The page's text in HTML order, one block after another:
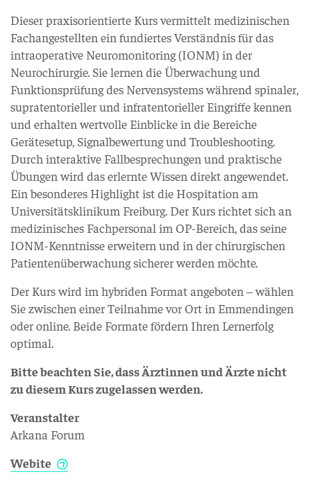
Dieser praxisorientierte Kurs vermittelt medizinischen
Fachangestellten ein fundiertes Verständnis für das
intraoperative Neuromonitoring (IONM) in der
Neurochirurgie. Sie lernen die Überwachung und
Funktionsprüfung des Nervensystems während spinaler,
supratentorieller und infratentorieller Eingriffe kennen
und erhalten wertvolle Einblicke in die Bereiche
Gerätesetup, Signalbewertung und Troubleshooting.
Durch interaktive Fallbesprechungen und praktische
Übungen wird das erlernte Wissen direkt angewendet.
Ein besonderes Highlight ist die Hospitation am
Universitätsklinikum Freiburg. Der Kurs richtet sich an
medizinisches Fachpersonal im OP-Bereich, das seine
IONM-Kenntnisse erweitern und in der chirurgischen
Patientenüberwachung sicherer werden möchte.
Der Kurs wird im hybriden Format angeboten – wählen
Sie zwischen einer Teilnahme vor Ort in Emmendingen
oder online. Beide Formate fördern Ihren Lernerfolg
optimal.
Bitte beachten Sie, dass Ärztinnen und Ärzte nicht
zu diesem Kurs zugelassen werden.
Veranstalter
Arkana Forum
Webite